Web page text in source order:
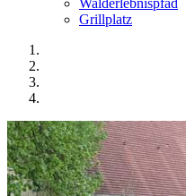
Walderlebnispfad
Grillplatz